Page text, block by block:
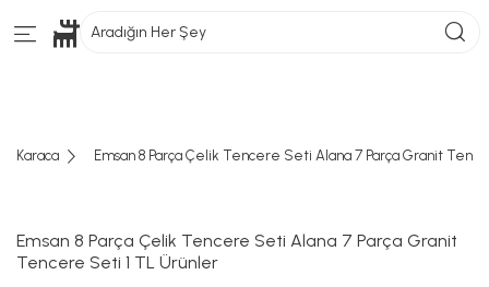
Aradığın Her Şey
Karaca Emsan 8 Parça Çelik Tencere Seti Alana 7 Parça Granit
Emsan 8 Parça Çelik Tencere Seti Alana 7 Parça Granit
Tencere Seti 1 TL Ürünler